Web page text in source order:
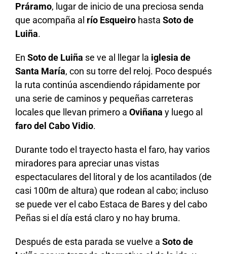
Práramo, lugar de inicio de una preciosa senda
que acompaña al río Esqueiro hasta Soto de
Luiña.
En Soto de Luiña se ve al llegar la iglesia de
Santa María, con su torre del reloj. Poco después
la ruta continúa ascendiendo rápidamente por
una serie de caminos y pequeñas carreteras
locales que llevan primero a Oviñana y luego al
faro del Cabo Vidio.
Durante todo el trayecto hasta el faro, hay varios
miradores para apreciar unas vistas
espectaculares del litoral y de los acantilados (de
casi 100m de altura) que rodean al cabo; incluso
se puede ver el cabo Estaca de Bares y del cabo
Peñas si el día está claro y no hay bruma.
Después de esta parada se vuelve a Soto de